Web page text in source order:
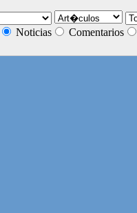
Noticias Comentarios